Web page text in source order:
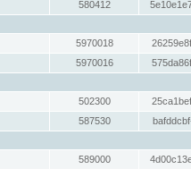
580412
5970018
5970016
502300
587530
589000